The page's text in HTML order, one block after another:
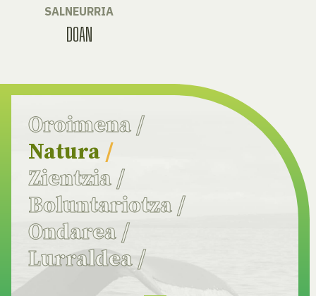
SALNEURRIA
DOAN
Oroimena /
Natura /
Zientzia/
Boluntariotza/
Ondarea /
Lurraldea/